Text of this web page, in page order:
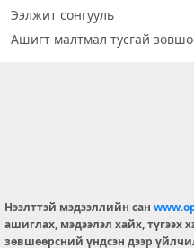
Ээлжит сонгууль
Ашигт малтмал тусгай
info@opendatalab.mn
© 2026
Нээлттэй мэдээллийн сан
ашиглах, мэдээлэл хайх, түгээх
зөвшөөрсний үндсэн дээр